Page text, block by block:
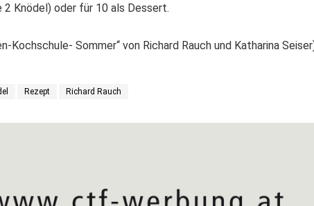
Knödel) oder für 10 als Dessert.
Sommer“ von Richard Rauch und Katharina
Rezept Richard Rauch